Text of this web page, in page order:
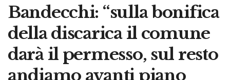
Bandecchi: “sulla bonifica
della discarica il comune
darà il permesso, sul resto
andiamo avanti piano